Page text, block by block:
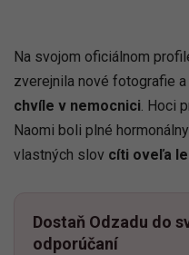
Na svojom oficiálnom
zverejnila nové fotografie
chvíle v nemocnici. Hoci
Naomi boli plné
vlastných slov cíti oveľa
Dostaň Odzadu do
odporúčaní